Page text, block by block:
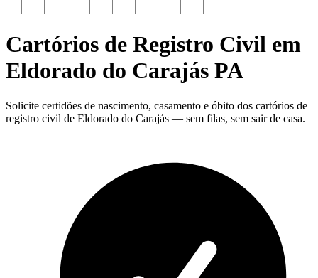
Cartórios de Registro Civil em
Eldorado do Carajás PA
Solicite certidões de nascimento, casamento e óbito dos cartórios de
registro civil de Eldorado do Carajás — sem filas, sem sair de casa.